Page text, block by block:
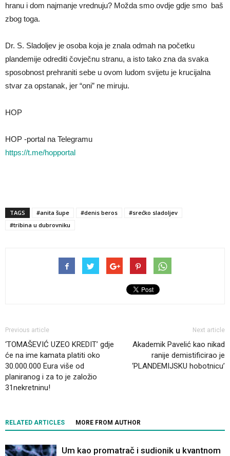
hranu i dom najmanje vrednuju? Možda smo ovdje gdje smo baš
zbog toga.
Dr. S. Sladoljev je osoba koja je znala odmah na početku
plandemije odrediti čovječnu stranu, a isto tako zna da svaka
sposobnost prehraniti sebe u ovom ludom svijetu je krucijalna
stvar za opstanak, jer “oni” ne miruju.
HOP
HOP -portal na Telegramu
https://t.me/hopportal
TAGS #anita šupe #denis beros
#srećko sladoljev
#tribina u dubrovniku
Previous article
‘TOMAŠEVIĆ UZEO KREDIT’ gdje
će na ime kamata platiti oko
30.000.000 Eura više od
planiranog i za to je založio
31nekretninu!
Next article
Akademik Pavelić kao nikad
ranije demistificirao je
‘PLANDEMIJSKU hobotnicu’
RELATED ARTICLES MORE FROM AUTHOR
Um kao promatrač i sudionik u kvantnom